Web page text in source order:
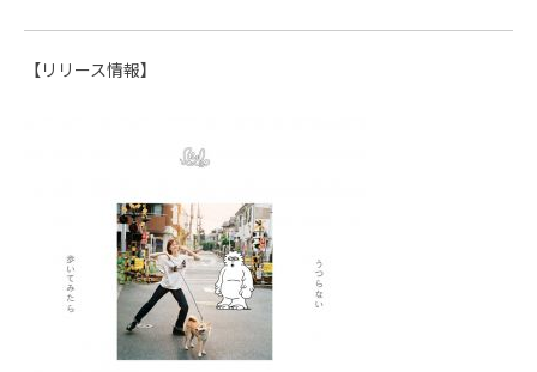
【リリース情報】